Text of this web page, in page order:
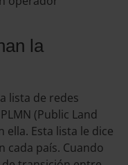
la
lista de redes
(Public Land
Esta lista le dice
cada país. Cuando